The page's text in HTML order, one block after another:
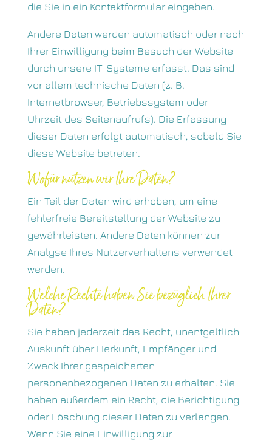
die Sie in ein Kontaktformular eingeben.
Andere Daten werden automatisch oder nach
Ihrer Einwilligung beim Besuch der Website
durch unsere IT-Systeme erfasst. Das sind
vor allem technische Daten (z. B.
Internetbrowser, Betriebssystem oder
Uhrzeit des Seitenaufrufs). Die Erfassung
dieser Daten erfolgt automatisch, sobald Sie
diese Website betreten.
Wofür nutzen wir Ihre Daten?
Ein Teil der Daten wird erhoben, um eine
fehlerfreie Bereitstellung der Website zu
gewährleisten. Andere Daten können zur
Analyse Ihres Nutzerverhaltens verwendet
werden.
Welche Rechte haben Sie bezüglich Ihrer
Daten?
Sie haben jederzeit das Recht, unentgeltlich
Auskunft über Herkunft, Empfänger und
Zweck Ihrer gespeicherten
personenbezogenen Daten zu erhalten. Sie
haben außerdem ein Recht, die Berichtigung
oder Löschung dieser Daten zu verlangen.
Wenn Sie eine Einwilligung zur